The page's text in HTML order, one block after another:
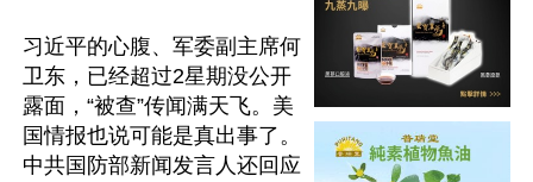
习近平的心腹、军委副主席何
卫东，已经超过2星期没公开
露面，“被查”传闻满天飞。美
国情报也说可能是真出事了。
中共国防部新闻发言人还回应